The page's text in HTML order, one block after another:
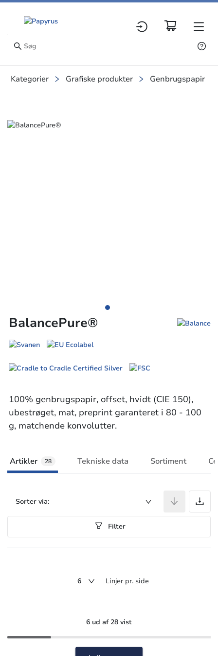
Kategorier Grafiske produkter Genbrugspapir
Slide 1 of 1
BalancePure®
100% genbrugspapir, offset, hvidt (CIE 150),
ubestrøget, mat, preprint garanteret i 80 - 100
g, matchende konvolutter.
Artikler 28 Tekniske data Sortiment
Sorter via:
Filter
6 Linjer pr. side
6 ud af 28 vist